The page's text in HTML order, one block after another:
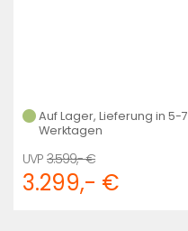
Auf Lager, Lieferung in 5-7
Werktagen
3.599,- €
3.299,- €